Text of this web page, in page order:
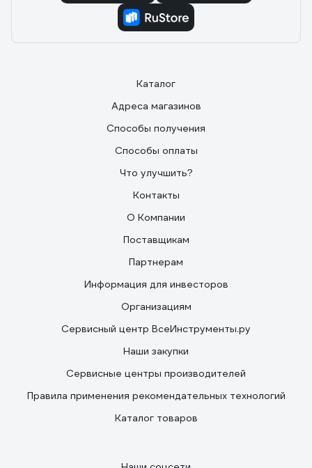
Каталог
Адреса магазинов
Способы получения
Способы оплаты
Что улучшить?
Контакты
О Компании
Поставщикам
Партнерам
Информация для инвесторов
Организациям
Сервисный центр ВсеИнструменты.ру
Наши закупки
Сервисные центры производителей
Правила применения рекомендательных технологий
Каталог товаров